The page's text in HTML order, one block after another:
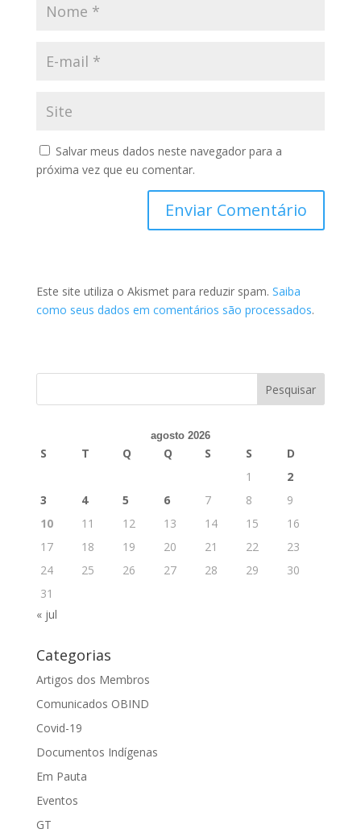
Salvar meus dados neste navegador para a
próxima vez que eu comentar.
Este site utiliza o Akismet para reduzir spam. Saiba
como seus dados em comentários são processados.
agosto 2026
S T Q Q S S
D
1
2
3
4 5 6 7 8
9
10
11 12 13 14 15
16
17
18 19 20 21 22
23
24
25 26 27 28 29
30
31
« jul
Categorias
Artigos dos Membros
Comunicados OBIND
Covid-19
Documentos Indígenas
Em Pauta
Eventos
GT